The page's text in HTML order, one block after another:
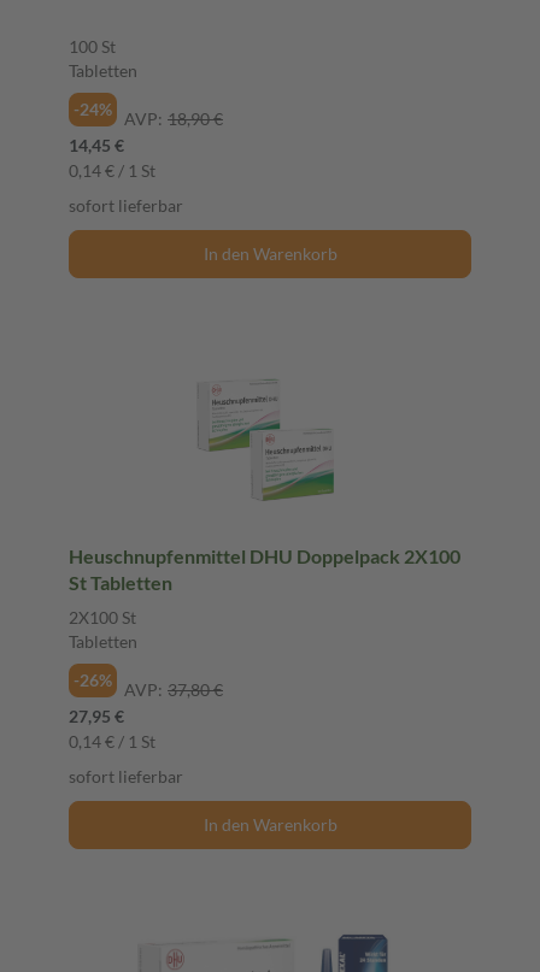
100 St
Tabletten
-24%
AVP: 18,90 €
14,45 €
0,14 € / 1 St
sofort lieferbar
In den Warenkorb
Heuschnupfenmittel DHU Doppelpack 2X100
St Tabletten
2X100 St
Tabletten
-26%
AVP: 37,80 €
27,95 €
0,14 € / 1 St
sofort lieferbar
In den Warenkorb